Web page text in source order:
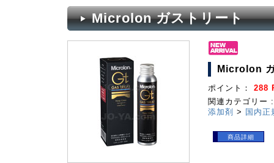
Microlon ガストリート
Microlon
ポイント： 288
関連カテゴリー :
添加剤 > 国内正
商品詳細